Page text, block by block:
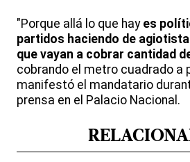
"Porque allá lo que hay es
partidos haciendo de
que vayan a cobrar cantidad
cobrando el metro cuadrado a
manifestó el mandatario
prensa en el Palacio Nacional.